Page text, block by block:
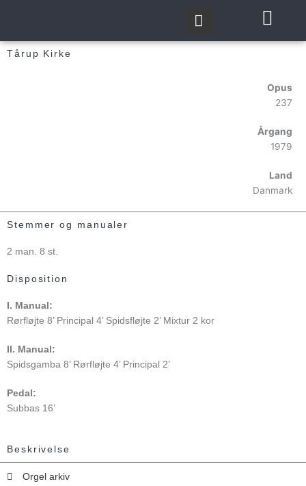
Tårup Kirke
Opus
237
Årgang
1979
Land
Danmark
Stemmer og manualer
2 man. 8 st.
Disposition
I. Manual:
Rørfløjte 8’ Principal 4’ Spidsfløjte 2’ Mixtur 2 kor
II. Manual:
Spidsgamba 8’ Rørfløjte 4’ Principal 2’
Pedal:
Subbas 16’
Beskrivelse
Orgel arkiv